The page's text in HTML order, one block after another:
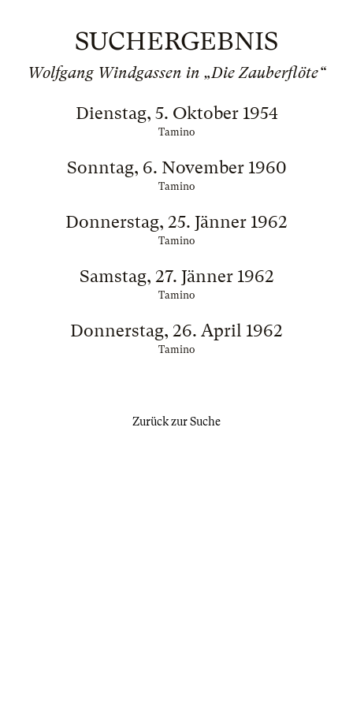
SUCHERGEBNIS
Wolfgang Windgassen in „Die Zauberflöte“
Dienstag, 5. Oktober 1954
Tamino
Sonntag, 6. November 1960
Tamino
Donnerstag, 25. Jänner 1962
Tamino
Samstag, 27. Jänner 1962
Tamino
Donnerstag, 26. April 1962
Tamino
Zurück zur Suche